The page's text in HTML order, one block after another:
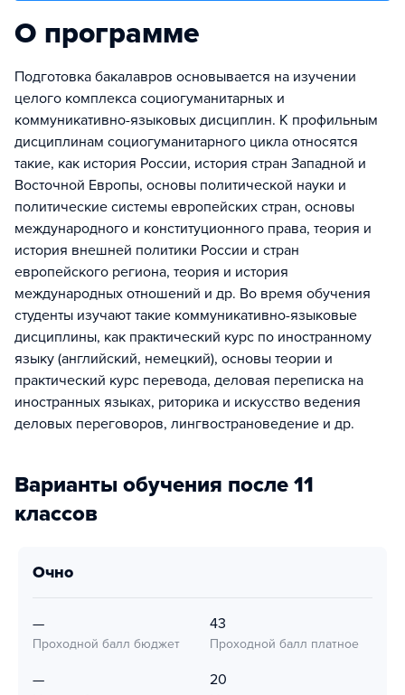
О программе
Подготовка бакалавров основывается на изучении
целого комплекса социогуманитарных и
коммуникативно-языковых дисциплин. К профильным
дисциплинам социогуманитарного цикла относятся
такие, как история России, история стран Западной и
Восточной Европы, основы политической науки и
политические системы европейских стран, основы
международного и конституционного права, теория и
история внешней политики России и стран
европейского региона, теория и история
международных отношений и др. Во время обучения
студенты изучают такие коммуникативно-языковые
дисциплины, как практический курс по иностранному
языку (английский, немецкий), основы теории и
практический курс перевода, деловая переписка на
иностранных языках, риторика и искусство ведения
деловых переговоров, лингвострановедение и др.
Варианты обучения после 11
классов
очно
—
Проходной балл бюджет
43
Проходной балл платное
— 20